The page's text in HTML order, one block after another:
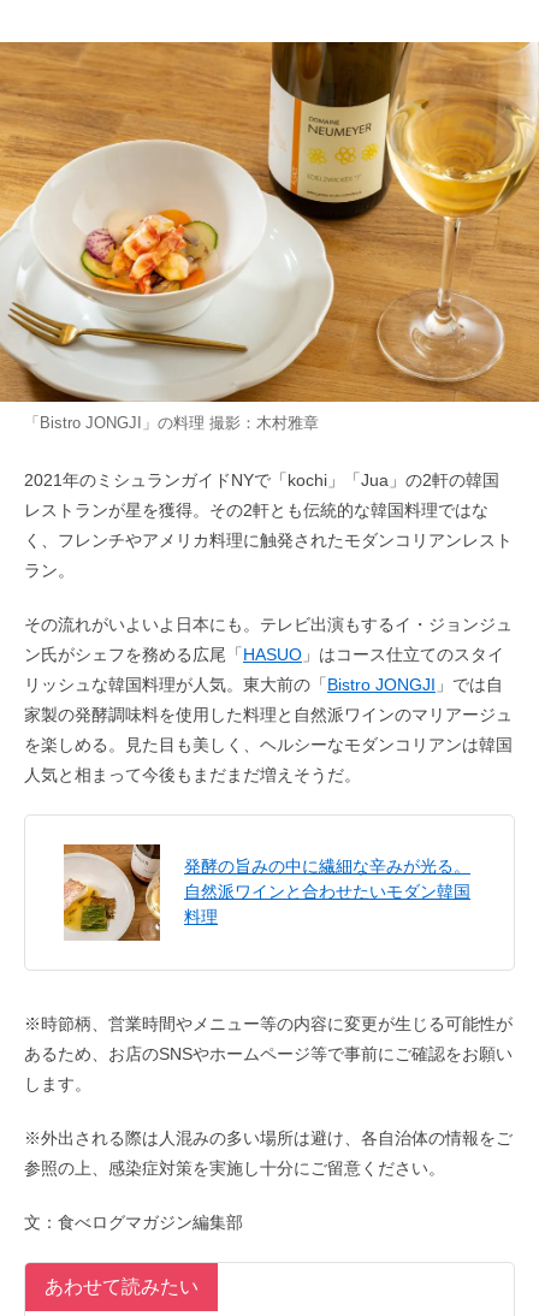
「Bistro JONGJI」の料理 撮影：木村雅章
2021年のミシュランガイドNYで「kochi」「Jua」の2軒の韓国
レストランが星を獲得。その2軒とも伝統的な韓国料理ではな
く、フレンチやアメリカ料理に触発されたモダンコリアンレスト
ラン。
その流れがいよいよ日本にも。テレビ出演もするイ・ジョンジュ
ン氏がシェフを務める広尾「HASUO 」はコース仕立てのスタイ
リッシュな韓国料理が人気。東大前の「Bistro JONGJI 」では自
家製の発酵調味料を使用した料理と自然派ワインのマリアージュ
を楽しめる。見た目も美しく、ヘルシーなモダンコリアンは韓国
人気と相まって今後もまだまだ増えそうだ。
発酵の旨みの中に繊細な辛みが光る。
自然派ワインと合わせたいモダン韓国
料理
※時節柄、営業時間やメニュー等の内容に変更が生じる可能性が
あるため、お店のSNSやホームページ等で事前にご確認をお願い
します。
※外出される際は人混みの多い場所は避け、各自治体の情報をご
参照の上、感染症対策を実施し十分にご留意ください。
文：食べログマガジン編集部
あわせて読みたい